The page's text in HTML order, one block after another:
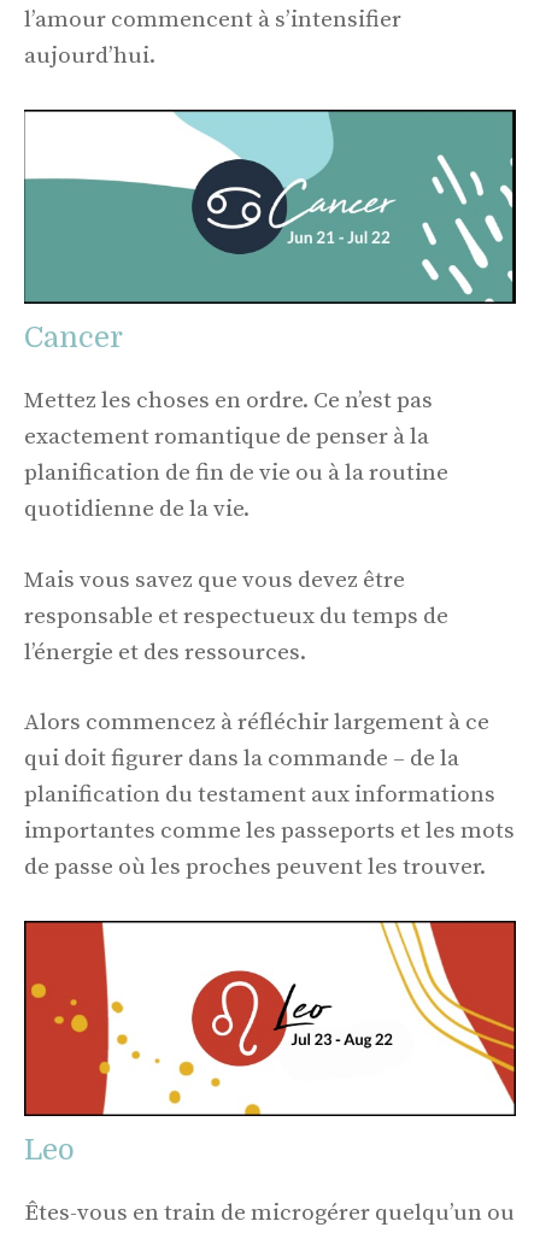
l’amour commencent à s’intensifier
aujourd’hui.
Cancer
Mettez les choses en ordre. Ce n’est pas
exactement romantique de penser à la
planification de fin de vie ou à la routine
quotidienne de la vie.
Mais vous savez que vous devez être
responsable et respectueux du temps de
l’énergie et des ressources.
Alors commencez à réfléchir largement à ce
qui doit figurer dans la commande – de la
planification du testament aux informations
importantes comme les passeports et les mots
de passe où les proches peuvent les trouver.
Leo
Êtes-vous en train de microgérer quelqu’un ou